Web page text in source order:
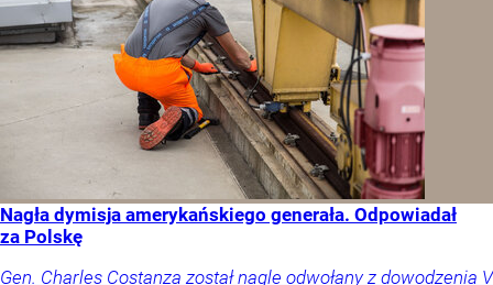
Nagła dymisja amerykańskiego generała. Odpowiadał
za Polskę
Gen. Charles Costanza został nagle odwołany z dowodzenia V